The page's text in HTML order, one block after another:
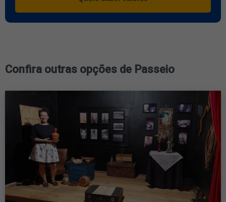
Confira outras opções de Passeio